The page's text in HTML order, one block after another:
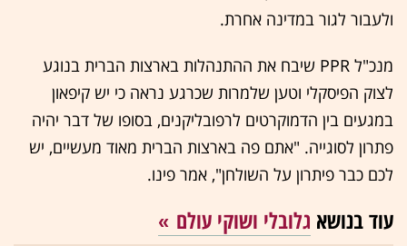
ולעבור לגור במדינה אחרת.
מנכ"ל PPR שיבח את ההתנהלות בארצות הברית בנוגע
לצוק הפיסקלי וטען שלמרות שכרגע נראה כי יש קיפאון
במגעים בין הדמוקרטים לרפובליקנים, בסופו של דבר יהיה
פתרון לסוגייה. "אתם פה בארצות הברית מאוד מעשיים, יש
לכם כבר פיתרון על השולחן", אמר פינו.
עוד בנושא גלובלי ושוקי עולם